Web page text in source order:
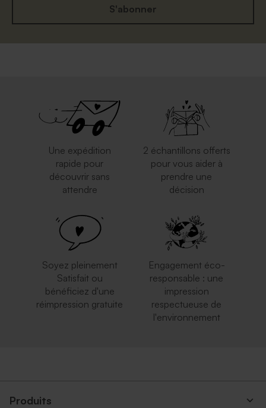
S'abonner
Une expédition
rapide pour
découvrir sans
attendre
2 échantillons offerts
pour vous aider à
prendre une
décision
Soyez pleinement
Satisfait ou
bénéficiez d'une
réimpression gratuite
Engagement éco-
responsable : une
impression
respectueuse de
l'environnement
Produits